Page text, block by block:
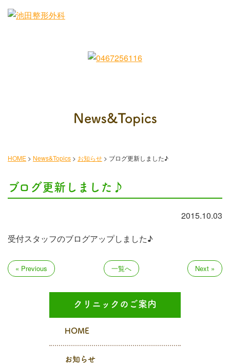
News&Topics
HOME > News&Topics > お知らせ > ブログ更新しました♪
ブログ更新しました♪
2015.10.03
受付スタッフのブログアップしました♪
« Previous 一覧へ Next »
クリニックのご案内
HOME
お知らせ